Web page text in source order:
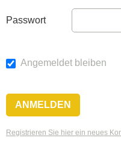
Passwort
Angemeldet bleiben
Registrieren Sie hier ein neues